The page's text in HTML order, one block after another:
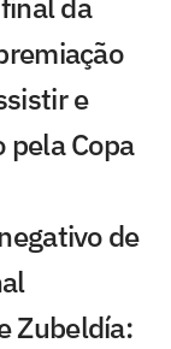
e
pela Copa
de
Zubeldía: